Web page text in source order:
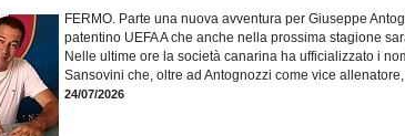
FERMO. Parte una nuova avventura per Giuseppe
patentino UEFA A che anche nella prossima stagione
Nelle ultime ore la società canarina ha ufficializzato i
Sansovini che, oltre ad Antognozzi come vice
24/07/2026